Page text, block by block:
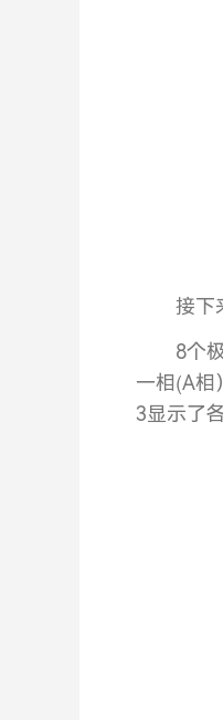
接下
8个
一相(A相
3显示了